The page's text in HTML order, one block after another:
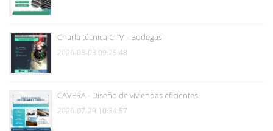
Charla técnica CTM - Bodegas
2026-08-03 09:25:48
CAVERA - Diseño de viviendas eficientes
2026-07-29 10:34:57